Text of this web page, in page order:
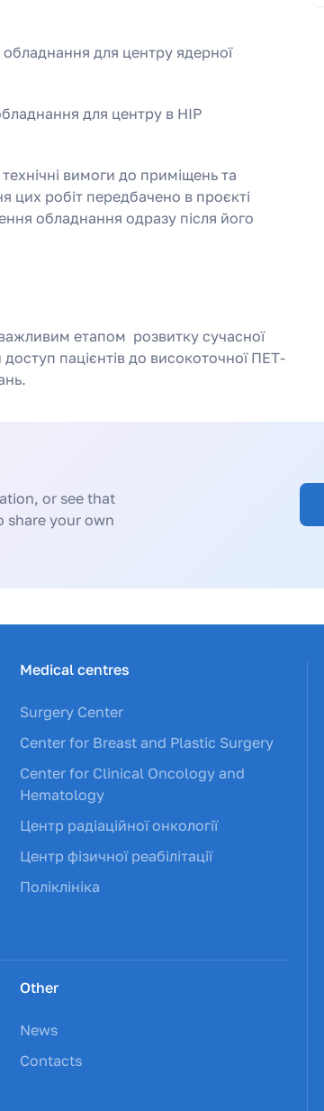
для центру ядерної
для центру в НІР
вимоги до приміщень та
цих робіт передбачено в проєкті
обладнання одразу після його
етапом розвитку сучасної
пацієнтів до високоточної ПЕТ-
or see that
share your own
Medical centres
Surgery Center
Center for Breast and Plastic Surgery
Center for Clinical Oncology and
Hematology
Центр радіаційної онкології
Центр фізичної реабілітації
Поліклініка
Other
News
Contacts